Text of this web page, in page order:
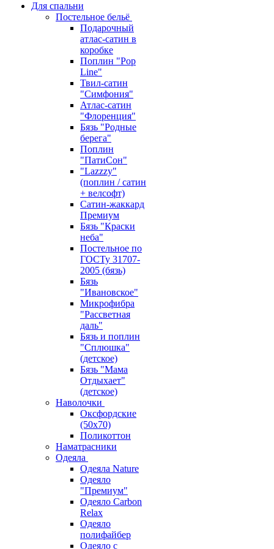
Для спальни
Постельное бельё
Подарочный
атлас-сатин в
коробке
Поплин "Pop
Line"
Твил-сатин
"Симфония"
Атлас-сатин
"Флоренция"
Бязь "Родные
берега"
Поплин
"ПатиСон"
"Lazzzy"
(поплин / сатин
+ велсофт)
Сатин-жаккард
Премиум
Бязь "Краски
неба"
Постельное по
ГОСТу 31707-
2005 (бязь)
Бязь
"Ивановское"
Микрофибра
"Рассветная
даль"
Бязь и поплин
"Сплюшка"
(детское)
Бязь "Мама
Отдыхает"
(детское)
Наволочки
Оксфордские
(50х70)
Поликоттон
Наматрасники
Одеяла
Одеяла Nature
Одеяло
"Премиум"
Одеяло Carbon
Relax
Одеяло
полифайбер
Одеяло с